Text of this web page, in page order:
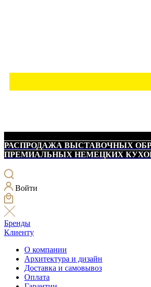
РАСПРОДАЖА ВЫСТАВОЧНЫХ
ПРЕМИАЛЬНЫХ НЕМЕЦКИХ
Войти
Бренды
Клиенту
О компании
Архитектура и дизайн
Доставка и самовывоз
Оплата